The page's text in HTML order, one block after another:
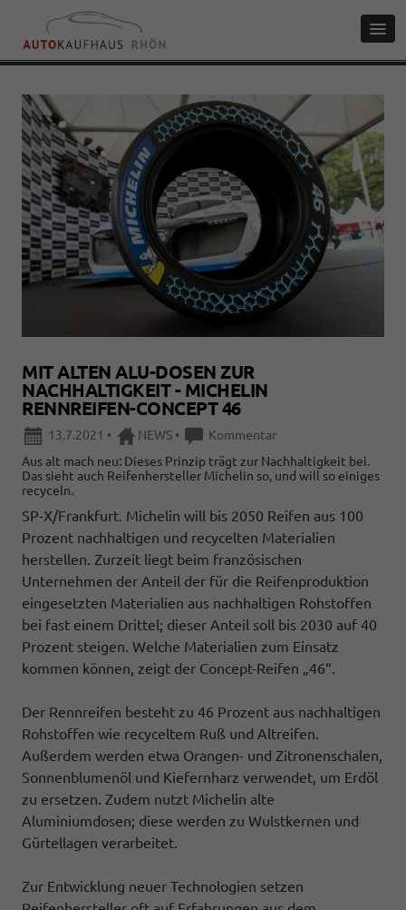
MIT ALTEN ALU-DOSEN ZUR
NACHHALTIGKEIT - MICHELIN
RENNREIFEN-CONCEPT 46
13.7.2021 • NEWS •
Kommentar
Aus alt mach neu: Dieses Prinzip trägt zur Nachhaltigkeit bei.
Das sieht auch Reifenhersteller Michelin so, und will so einiges
recyceln.
SP-X/Frankfurt. Michelin will bis 2050 Reifen aus 100
Prozent nachhaltigen und recycelten Materialien
herstellen. Zurzeit liegt beim französischen
Unternehmen der Anteil der für die Reifenproduktion
eingesetzten Materialien aus nachhaltigen Rohstoffen
bei fast einem Drittel; dieser Anteil soll bis 2030 auf 40
Prozent steigen. Welche Materialien zum Einsatz
kommen können, zeigt der Concept-Reifen „46“.
Der Rennreifen besteht zu 46 Prozent aus nachhaltigen
Rohstoffen wie recyceltem Ruß und Altreifen.
Außerdem werden etwa Orangen- und Zitronenschalen,
Sonnenblumenöl und Kiefernharz verwendet, um Erdöl
zu ersetzen. Zudem nutzt Michelin alte
Aluminiumdosen; diese werden zu Wulstkernen und
Gürtellagen verarbeitet.
Zur Entwicklung neuer Technologien setzen